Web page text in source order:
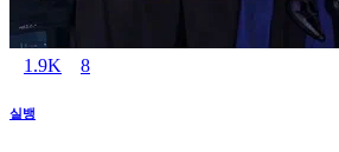
1.9K 8
실뱅